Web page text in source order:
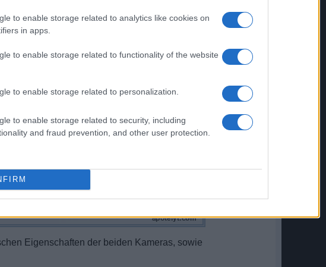
to enable storage related to analytics like cookies on
in apps.
to enable storage related to functionality of the website
to enable storage related to personalization.
to enable storage related to security, including
and fraud prevention, and other user protection.
Eigenschaften der beiden Kameras, sowie